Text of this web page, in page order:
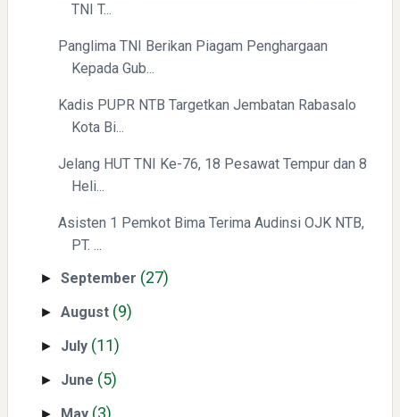
TNI T...
Panglima TNI Berikan Piagam Penghargaan
Kepada Gub...
Kadis PUPR NTB Targetkan Jembatan Rabasalo
Kota Bi...
Jelang HUT TNI Ke-76, 18 Pesawat Tempur dan 8
Heli...
Asisten 1 Pemkot Bima Terima Audinsi OJK NTB,
PT. ...
►September (27)
►August (9)
► July (11)
► June (5)